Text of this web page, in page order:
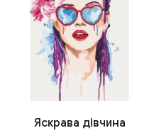
Яскрава дівчина